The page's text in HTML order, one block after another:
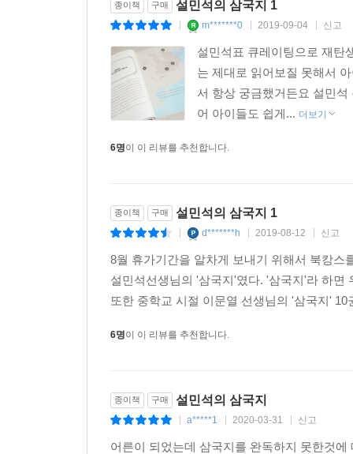
종이책 구매 설민석의 삼국지 1
m*******0 2019-09-04 신고
설민석표 큐레이팅으로 재탄
는 제대로 읽어보질 못해서
서 항상 궁금했거든요 설민
어 아이들도 쉽게... 더보기
6명이 이 리뷰를 추천합니다.
종이책 구매 설민석의 삼국지 1
d*******h 2019-08-12 신고
8월 휴가기간을 알차게 보내기 위해서 북캉스
설민석선생님의 '삼국지'였다. '삼국지'라 하면
또한 중학교 시절 이문열 선생님의 '삼국지'
6명이 이 리뷰를 추천합니다.
종이책 구매 설민석의 삼국지
a*****1 2020-03-31 신고
어른이 되었는데 삼국지를 완독하지 못한것